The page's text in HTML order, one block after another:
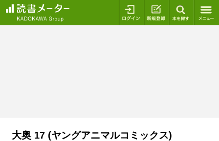
ログイン 新規登録
大奥 17 (ヤングアニマルコミックス)